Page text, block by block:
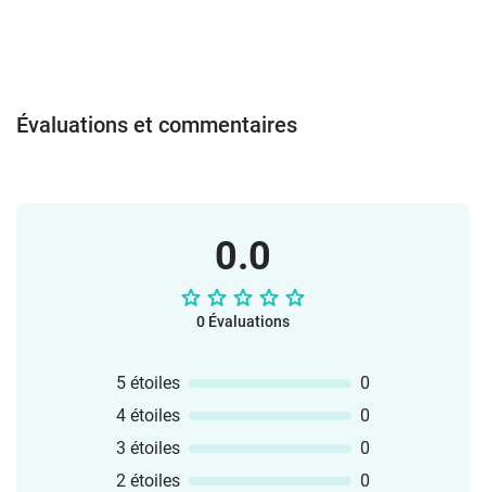
Évaluations et commentaires
0.0
0 Évaluations
5 étoiles
0
4 étoiles
0
3 étoiles
0
2 étoiles
0